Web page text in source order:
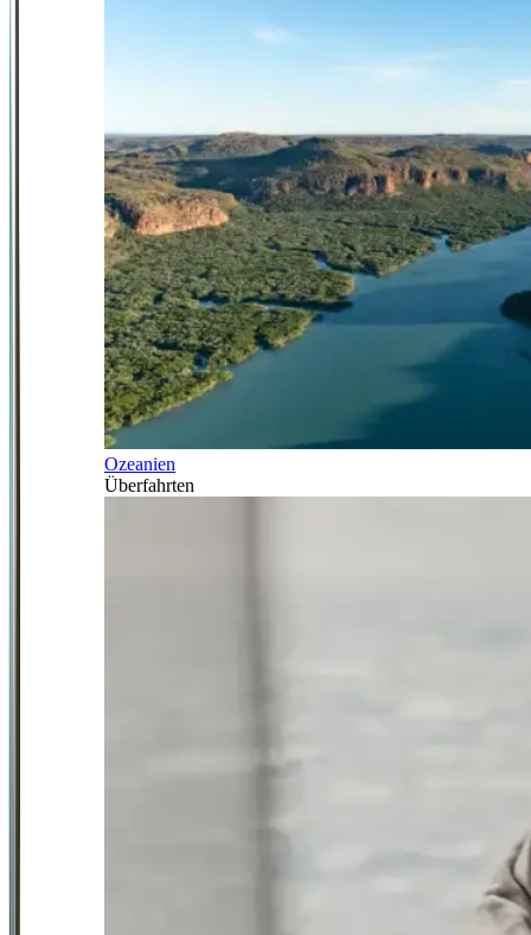
Ozeanien
Überfahrten